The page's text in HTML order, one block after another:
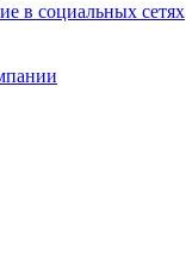
в социальных сетях